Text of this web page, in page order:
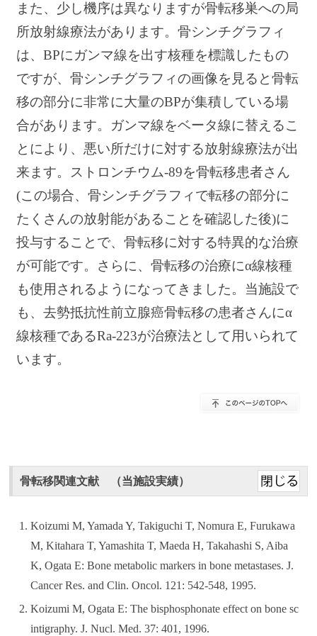
また、少し機序は異なりますが骨転移巣への局
所放射線療法があります。骨シンチグラフィ
は、BPにガンマ線を出す核種を標識したもの
ですが、骨シンチグラフィの画像を見ると骨転
移の部分に非常に大量のBPが集積している場
合があります。ガンマ線をベータ線に替えるこ
とにより、悪い所だけに対する放射線療法が出
来ます。ストロンチウム-89を骨転移患者さん
(この場合、骨シンチグラフィで転移の部分に
たくさんの放射能があることを確認した後)に
投与することで、骨転移に対する特異的な治療
が可能です。さらに、骨転移の治療にα線核種
も使用されるようになってきました。当施設で
も、去勢抵抗性前立腺癌骨転移の患者さんにα
線核種であるRa-223が治療法として用いられて
います。
骨転移関連文献 （当施設実績）
Koizumi M, Yamada Y, Takiguchi T, Nomura E, Furukawa
M, Kitahara T, Yamashita T, Maeda H, Takahashi S, Aiba
K, Ogata E: Bone metabolic markers in bone metastases. J.
Cancer Res. and Clin. Oncol. 121: 542-548, 1995.
Koizumi M, Ogata E: The bisphosphonate effect on bone sc
intigraphy. J. Nucl. Med. 37: 401, 1996.